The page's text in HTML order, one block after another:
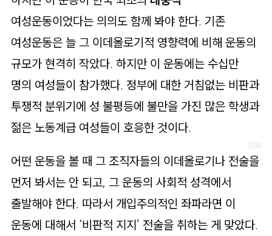
여성운동이었다는 의의도 함께 봐야 한다. 기존
여성운동은 늘 그 이데올로기적 영향력에 비해 운동의
규모가 현격히 작았다. 하지만 이 운동에는 수십만
명의 여성들이 참가했다. 정부에 대한 거침없는 비판과
투쟁적 분위기에 성 불평등에 불만을 가진 많은 학생과
젊은 노동계급 여성들이 호응한 것이다.
어떤 운동을 볼 때 그 조직자들의 이데올로기나 전술을
먼저 봐서는 안 되고, 그 운동의 사회적 성격에서
출발해야 한다. 따라서 개입주의적인 좌파라면 이
운동에 대해서 ‘비판적 지지’ 전술을 취하는 게 맞았다.